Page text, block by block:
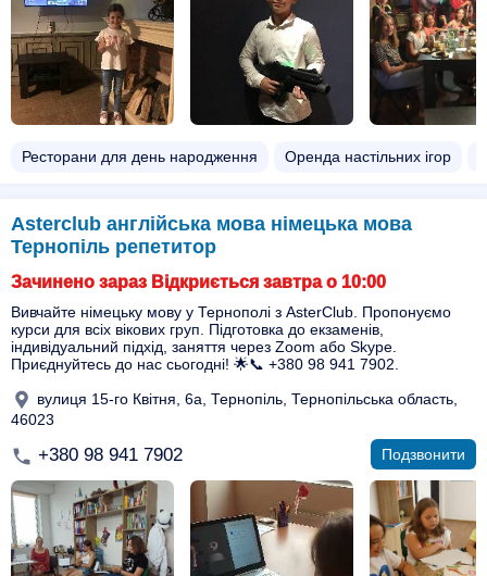
Ресторани для день народження Оренда настільних ігор
Asterclub англійська мова німецька мова
Тернопіль репетитор
Зачинено зараз Відкриється завтра о 10:00
Вивчайте німецьку мову у Тернополі з AsterClub. Пропонуємо
курси для всіх вікових груп. Підготовка до екзаменів,
індивідуальний підхід, заняття через Zoom або Skype.
Приєднуйтесь до нас сьогодні! 🌟📞 +380 98 941 7902.
вулиця 15-го Квітня, 6а, Тернопіль, Тернопільська область,
46023
+380 98 941 7902 Подзвонити